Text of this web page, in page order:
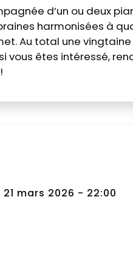
d’un ou deux
harmonisées à
Au total une
vous êtes intéressé,
mars 2026 - 22:00